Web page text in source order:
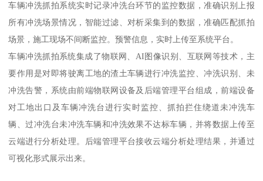
车辆冲洗抓拍系统实时记录冲洗台环节的监控数据，准确识别上报
所有冲洗场景情况，智能过滤、对析采集到的数据，准确匹配抓拍
场景，施工现场不间断监控。预警信息，实时上传至系统平台。
车辆冲洗抓拍系统集成了物联网、AI图像识别、互联网等技术，主
要作用是对即将驶离工地的渣土车辆进行冲洗监控、冲洗识别、未
冲洗告警，系统由前端物联网设备及后端管理平台组成，前端设备
对工地出口及车辆冲洗台进行实时监控、抓拍拦住绕道未冲洗车
辆、过冲洗台未冲洗车辆和冲洗效果不达标车辆，并将数据上传至
云端进行分析处理。后端管理平台接收云端分析处理结果，并通过
可视化形式展示出来。